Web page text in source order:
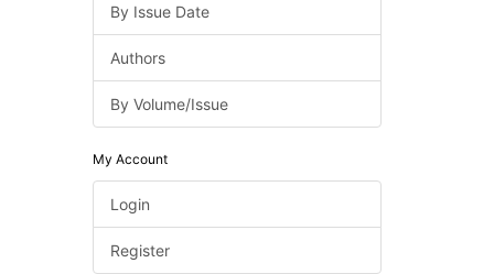
By Issue Date
Authors
By Volume/Issue
My Account
Login
Register